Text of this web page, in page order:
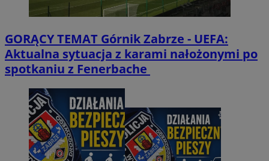
GORĄCY TEMAT Górnik Zabrze - UEFA:
Aktualna sytuacja z karami nałożonymi po
spotkaniu z Fenerbache